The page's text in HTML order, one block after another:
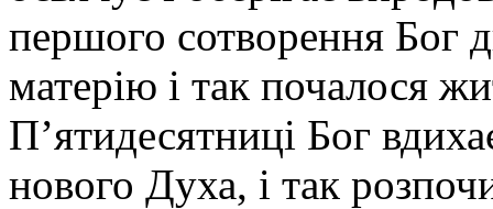
першого сотворення Бог
матерію і так почалося
П’ятидесятниці Бог
нового Духа, і так